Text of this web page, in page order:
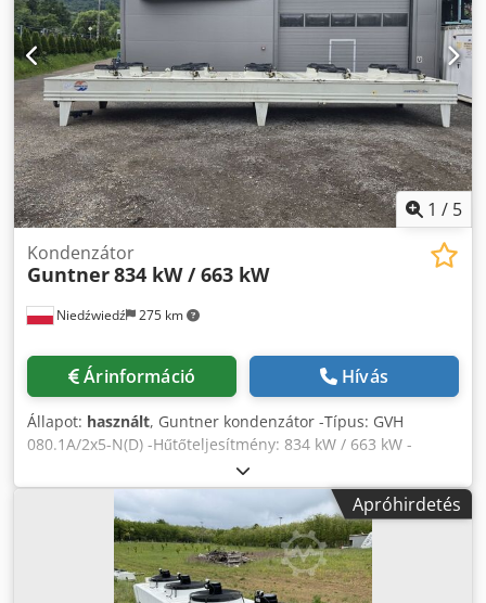
1 / 5
Niedźwiedź 275 km
Kondenzátor
Guntner834 kW / 663 kW
Árinformáció Hívás
Állapot: használt, Guntner kondenzátor -Típus: GVH
080.1A/2x5-N(D) -Hűtőteljesítmény: 834 kW / 663 kW -
Ventilátorok száma: 10 x 800 mm -Fordulatszám: 880/660 -
A készülék méretei: 10250 x 2300 x 1450 mm -Űrtartalom:
300,3 liter -Súly: 1860 kg Crodpfx Aqozl Eawetjf -Raktári
készlet: 1 db -Raktári szám: SK 172 -Állapot: Használt,
Apróhirdetés